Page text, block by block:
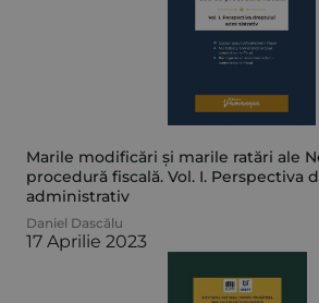
Marile modificări și marile ratări ale
procedură fiscală. Vol. I. Perspectiva
administrativ
Daniel Dascălu
17 Aprilie 2023